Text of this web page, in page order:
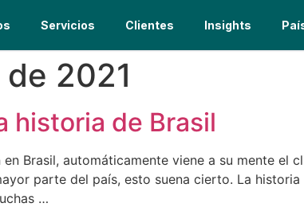
Servicios Clientes Insights
2021
historia de Brasil
Brasil, automáticamente viene a su mente el
parte del país, esto suena cierto. La
…